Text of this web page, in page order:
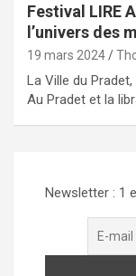
Festival LIRE
l’univers des
19 mars 2024
La Ville du
Au Pradet et la
Newsletter : 1